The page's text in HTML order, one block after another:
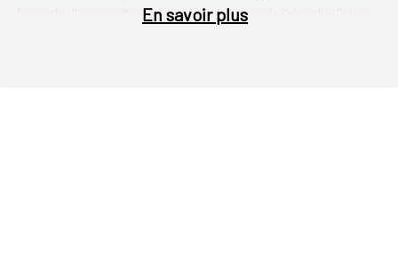
furoncle. Il apparaît en général à la hauteur de l’aisselle, l'aine,
En savoir plus